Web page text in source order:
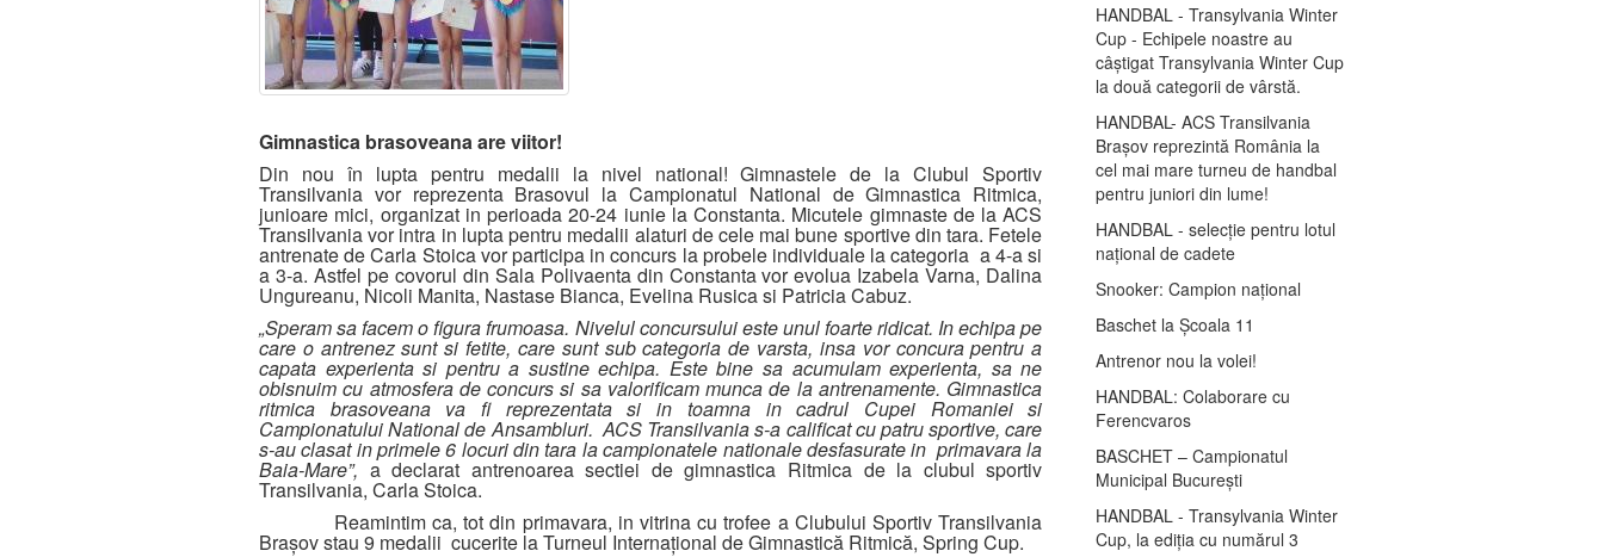
Gimnastica brasoveana are viitor!
Din nou în lupta pentru medalii la nivel national! Gimnastele de la Clubul Sportiv
Transilvania vor reprezenta Brasovul la Campionatul National de Gimnastica Ritmica,
junioare mici, organizat in perioada 20-24 iunie la Constanta. Micutele gimnaste de la ACS
Transilvania vor intra in lupta pentru medalii alaturi de cele mai bune sportive din tara. Fetele
antrenate de Carla Stoica vor participa in concurs la probele individuale la categoria a 4-a si
a 3-a. Astfel pe covorul din Sala Polivaenta din Constanta vor evolua Izabela Varna, Dalina
Ungureanu, Nicoli Manita, Nastase Bianca, Evelina Rusica si Patricia Cabuz.
„Speram sa facem o figura frumoasa. Nivelul concursului este unul foarte ridicat. In echipa pe
care o antrenez sunt si fetite, care sunt sub categoria de varsta, insa vor concura pentru a
capata experienta si pentru a sustine echipa. Este bine sa acumulam experienta, sa ne
obisnuim cu atmosfera de concurs si sa valorificam munca de la antrenamente. Gimnastica
ritmica brasoveana va fi reprezentata si in toamna in cadrul Cupei Romaniei si
Campionatului National de Ansambluri. ACS Transilvania s-a calificat cu patru sportive, care
s-au clasat in primele 6 locuri din tara la campionatele nationale desfasurate in primavara la
Baia-Mare”, a declarat antrenoarea sectiei de gimnastica Ritmica de la clubul sportiv
Transilvania, Carla Stoica.
Reamintim ca, tot din primavara, in vitrina cu trofee a Clubului Sportiv Transilvania
Brașov stau 9 medalii cucerite la Turneul Internațional de Gimnastică Ritmică, Spring Cup.
HANDBAL - Transylvania Winter
Cup - Echipele noastre au
câștigat Transylvania Winter Cup
la două categorii de vârstă.
HANDBAL- ACS Transilvania
Brașov reprezintă România la
cel mai mare turneu de handbal
pentru juniori din lume!
HANDBAL - selecție pentru lotul
național de cadete
Snooker: Campion național
Baschet la Școala 11
Antrenor nou la volei!
HANDBAL: Colaborare cu
Ferencvaros
BASCHET – Campionatul
Municipal București
HANDBAL - Transylvania Winter
Cup, la ediția cu numărul 3